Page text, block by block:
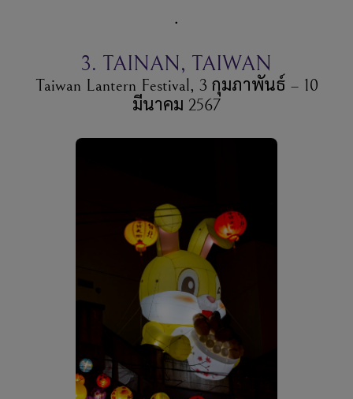
.
3. TAINAN, TAIWAN
Taiwan Lantern Festival, 3 กุมภาพันธ์ – 10
มีนาคม 2567